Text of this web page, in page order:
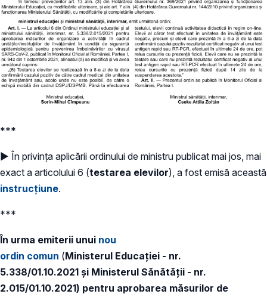
***
► În privința aplicării ordinului de ministru publicat mai jos, mai
exact a articolului 6 (testarea elevilor), a fost emisă această
instrucțiune.
***
În urma emiterii unui nou
ordin comun (Ministerul Educației - nr.
5.338/01.10.2021 și Ministerul Sănătății - nr.
2.015/01.10.2021) pentru aprobarea măsurilor de